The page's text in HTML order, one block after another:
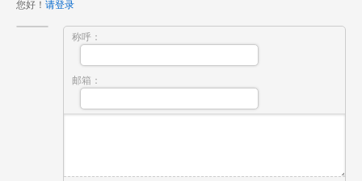
您好！ 请登录
称呼：
邮箱：